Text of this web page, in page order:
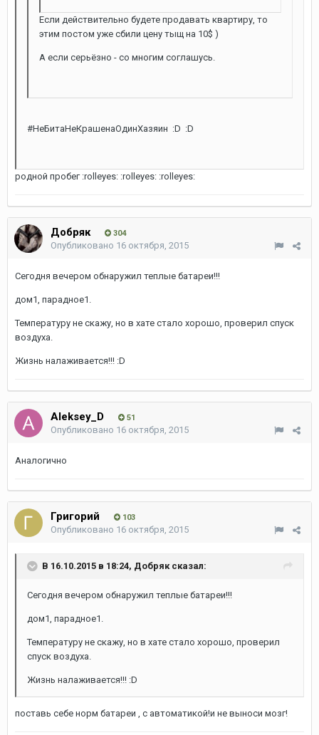
Если действительно будете продавать квартиру, то
этим постом уже сбили цену тыщ на 10$ )
А если серьёзно - со многим соглашусь.
#НеБитаНеКрашенаОдинХазяин :D :D
родной пробег :rolleyes: :rolleyes: :rolleyes:
Добряк 304
Опубликовано 16 октября, 2015
Сегодня вечером обнаружил теплые батареи!!!
дом1, парадное1.
Температуру не скажу, но в хате стало хорошо, проверил спуск
воздуха.
Жизнь налаживается!!! :D
Aleksey_D 51
Опубликовано 16 октября, 2015
Аналогично
Григорий 103
Опубликовано 16 октября, 2015
В 16.10.2015 в 18:24, Добряк сказал:
Сегодня вечером обнаружил теплые батареи!!!
дом1, парадное1.
Температуру не скажу, но в хате стало хорошо, проверил
спуск воздуха.
Жизнь налаживается!!! :D
поставь себе норм батареи , с автоматикой!и не выноси мозг!